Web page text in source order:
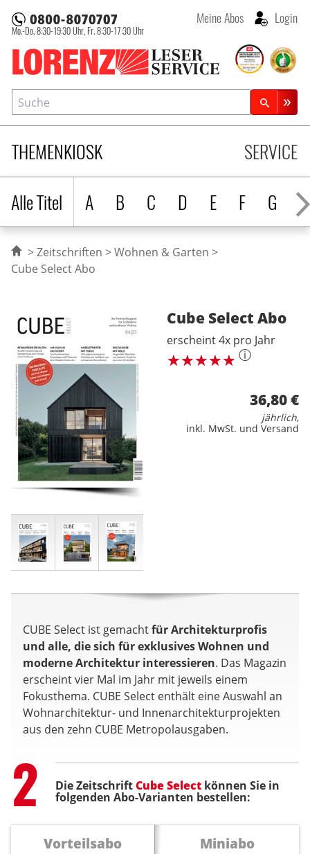
Lorenz Leserservice
Mo.-Do. 8:30-19:30 Uhr, Fr. 8:30-17:30 Uhr
Meine Abos Login
THEMENKIOSK
Alle Titel
A B C D E F G H
SERVICE
Suche
Zeitschriftensuche
Zeitschriften
Wohnen & Garten
Cube Select Abo
Cube Select Abo
erscheint 4x pro Jahr
ⓘ
36,80 €
jährlich,
inkl. MwSt. und Versand
CUBE Select ist gemachtfür Architekturprofis
und alle, die sich für exklusives Wohnen und
moderne Architektur interessieren. Das Magazin
erscheint vier Mal im Jahr mit jeweils einem
Fokusthema. CUBE Select enthält eine Auswahl an
Wohnarchitektur- und Innenarchitekturprojekten
aus den zehn CUBE Metropolausgaben.
Step
2 Die ZeitschriftCube Select können Sie in
folgenden Abo-Varianten bestellen:
Vorteilsabo Miniabo